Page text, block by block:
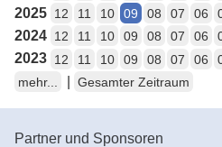
2025 12 11 10 09 08 07 06
2024 12 11 10 09 08 07 06
2023 12 11 10 09 08 07 06
mehr...
Gesamter Zeitraum
Partner und Sponsoren